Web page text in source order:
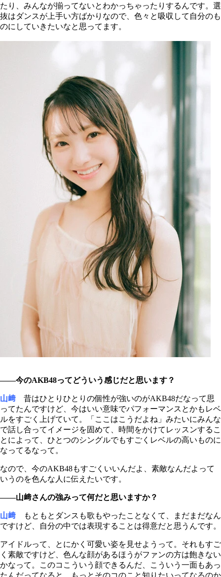
たり、みんなが揃ってないとわかっちゃったりするんです。選
抜はダンスが上手い方ばかりなので、色々と吸収して自分のも
のにしていきたいなと思ってます。
――今のAKB48ってどういう感じだと思います？
山﨑 昔はひとりひとりの個性が強いのがAKB48だなって思
ってたんですけど、今はいい意味でパフォーマンスとかもレベ
ルをすごく上げていて。「ここはこうだよね」みたいにみんな
で話し合ってイメージを固めて、時間をかけてレッスンするこ
とによって、ひとつのシングルでもすごくレベルの高いものに
なってるなって。
なので、今のAKB48もすごくいいんだよ、素敵なんだよって
いうのを色んな人に伝えたいです。
――山﨑さんの強みって何だと思いますか？
山﨑 もともとダンスも歌もやったことなくて、まだまだなん
ですけど、自分の中では表現することは得意だと思うんです。
アイドルって、とにかく可愛い姿を見せようって。それもすご
く素敵ですけど、色んな顔があるほうがファンの方は飽きない
かなって。このコこういう顔できるんだ、こういう一面もあっ
たんだってなると、もっとそのコのこと知りたいってなるのか